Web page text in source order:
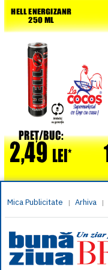
Mica Publicitate | Arhiva |